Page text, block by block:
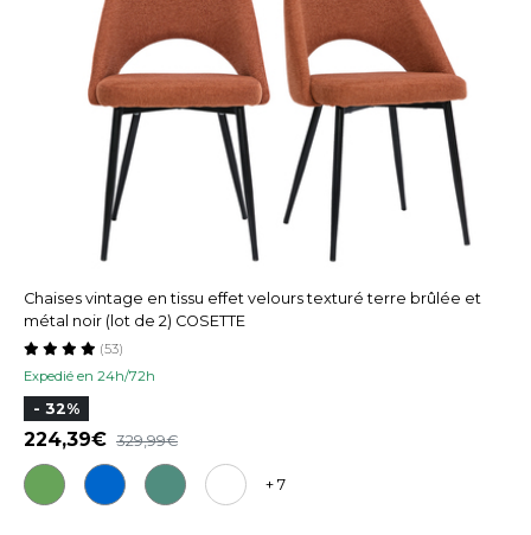
Chaises vintage en tissu effet velours texturé terre brûlée et
métal noir (lot de 2) COSETTE
Expedié en 24h/72h
(53)
- 32%
224,39 329,99
+ 7